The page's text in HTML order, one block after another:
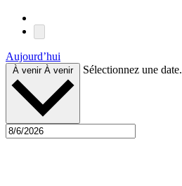
Aujourd’hui
À venir À venir Sélectionnez une date.